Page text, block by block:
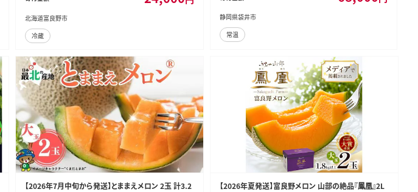
北海道富良野市
冷蔵
静岡県袋井市
常温
【2026年7月中旬から発送】とままえメロン 2玉 計3.2
【2026年夏発送】富良野メロン 山部の絶品『鳳凰』2L